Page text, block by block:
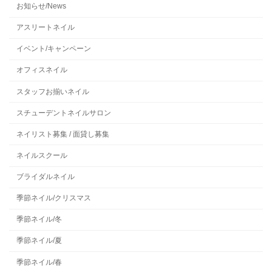
お知らせ/News
アスリートネイル
イベント/キャンペーン
オフィスネイル
スタッフお揃いネイル
スチューデントネイルサロン
ネイリスト募集 / 面貸し募集
ネイルスクール
ブライダルネイル
季節ネイル/クリスマス
季節ネイル/冬
季節ネイル/夏
季節ネイル/春